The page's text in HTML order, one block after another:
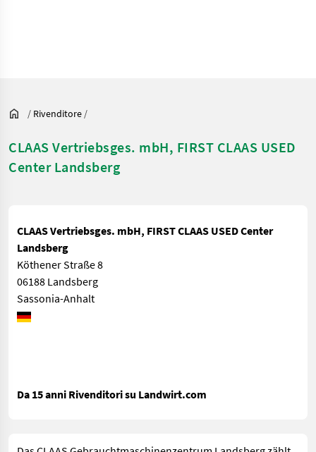
/ Rivenditore /
CLAAS Vertriebsges. mbH, FIRST CLAAS USED
Center Landsberg
CLAAS Vertriebsges. mbH, FIRST CLAAS USED Center
Landsberg
Köthener Straße 8
06188 Landsberg
Sassonia-Anhalt
Da 15 anni Rivenditori su Landwirt.com